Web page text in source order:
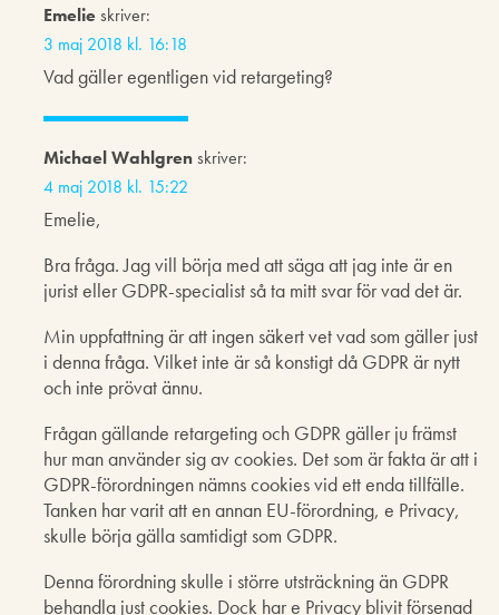
Emelieskriver:
3 maj 2018 kl. 16:18
Vad gäller egentligen vid retargeting?
Michael Wahlgrenskriver:
4 maj 2018 kl. 15:22
Emelie,
Bra fråga. Jag vill börja med att säga att jag inte är en
jurist eller GDPR-specialist så ta mitt svar för vad det är.
Min uppfattning är att ingen säkert vet vad som gäller just
i denna fråga. Vilket inte är så konstigt då GDPR är nytt
och inte prövat ännu.
Frågan gällande retargeting och GDPR gäller ju främst
hur man använder sig av cookies. Det som är fakta är att i
GDPR-förordningen nämns cookies vid ett enda tillfälle.
Tanken har varit att en annan EU-förordning, e Privacy,
skulle börja gälla samtidigt som GDPR.
Denna förordning skulle i större utsträckning än GDPR
behandla just cookies. Dock har e Privacy blivit försenad